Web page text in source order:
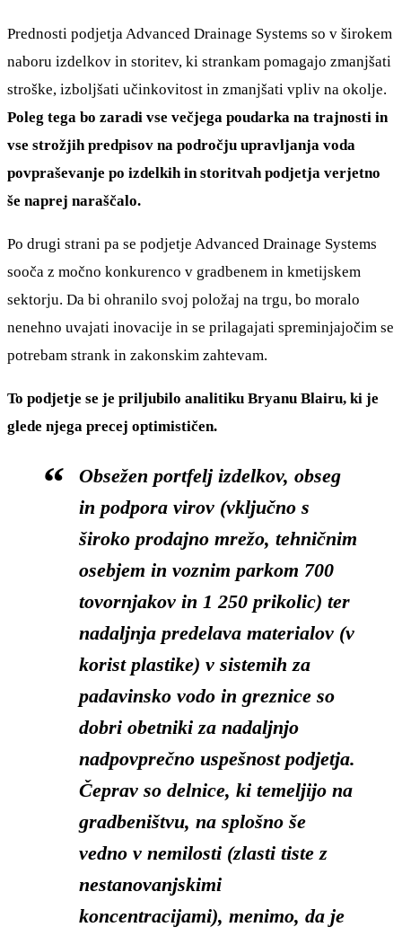
Prednosti podjetja Advanced Drainage Systems so v širokem
naboru izdelkov in storitev, ki strankam pomagajo zmanjšati
stroške, izboljšati učinkovitost in zmanjšati vpliv na okolje.
Poleg tega bo zaradi vse večjega poudarka na trajnosti in
vse strožjih predpisov na področju upravljanja voda
povpraševanje po izdelkih in storitvah podjetja verjetno
še naprej naraščalo.
Po drugi strani pa se podjetje Advanced Drainage Systems
sooča z močno konkurenco v gradbenem in kmetijskem
sektorju. Da bi ohranilo svoj položaj na trgu, bo moralo
nenehno uvajati inovacije in se prilagajati spreminjajočim se
potrebam strank in zakonskim zahtevam.
To podjetje se je priljubilo analitiku Bryanu Blairu, ki je
glede njega precej optimističen.
Obsežen portfelj izdelkov, obseg
in podpora virov (vključno s
široko prodajno mrežo, tehničnim
osebjem in voznim parkom 700
tovornjakov in 1 250 prikolic) ter
nadaljnja predelava materialov (v
korist plastike) v sistemih za
padavinsko vodo in greznice so
dobri obetniki za nadaljnjo
nadpovprečno uspešnost podjetja.
Čeprav so delnice, ki temeljijo na
gradbeništvu, na splošno še
vedno v nemilosti (zlasti tiste z
nestanovanjskimi
koncentracijami), menimo, da je